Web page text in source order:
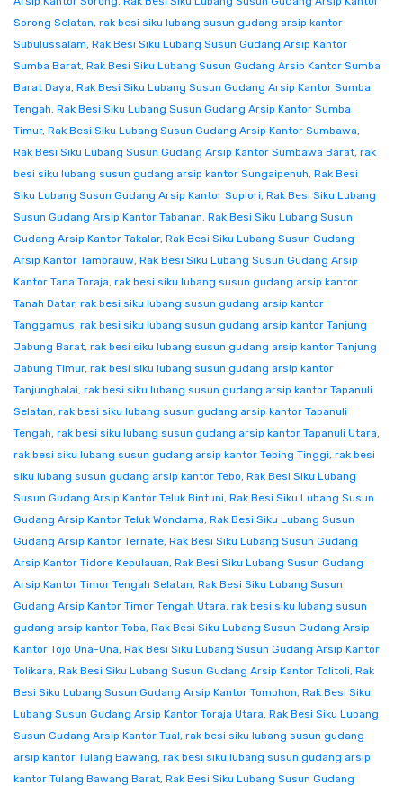
Sorong Selatan, rak besi siku lubang susun gudang arsip kantor
Subulussalam, Rak Besi Siku Lubang Susun Gudang Arsip Kantor
Sumba Barat, Rak Besi Siku Lubang Susun Gudang Arsip Kantor Sumba
Barat Daya, Rak Besi Siku Lubang Susun Gudang Arsip Kantor Sumba
Tengah, Rak Besi Siku Lubang Susun Gudang Arsip Kantor Sumba
Timur, Rak Besi Siku Lubang Susun Gudang Arsip Kantor Sumbawa,
Rak Besi Siku Lubang Susun Gudang Arsip Kantor Sumbawa Barat, rak
besi siku lubang susun gudang arsip kantor Sungaipenuh, Rak Besi
Siku Lubang Susun Gudang Arsip Kantor Supiori, Rak Besi Siku Lubang
Susun Gudang Arsip Kantor Tabanan, Rak Besi Siku Lubang Susun
Gudang Arsip Kantor Takalar, Rak Besi Siku Lubang Susun Gudang
Arsip Kantor Tambrauw, Rak Besi Siku Lubang Susun Gudang Arsip
Kantor Tana Toraja, rak besi siku lubang susun gudang arsip kantor
Tanah Datar, rak besi siku lubang susun gudang arsip kantor
Tanggamus, rak besi siku lubang susun gudang arsip kantor Tanjung
Jabung Barat, rak besi siku lubang susun gudang arsip kantor Tanjung
Jabung Timur, rak besi siku lubang susun gudang arsip kantor
Tanjungbalai, rak besi siku lubang susun gudang arsip kantor Tapanuli
Selatan, rak besi siku lubang susun gudang arsip kantor Tapanuli
Tengah, rak besi siku lubang susun gudang arsip kantor Tapanuli Utara,
rak besi siku lubang susun gudang arsip kantor Tebing Tinggi, rak besi
siku lubang susun gudang arsip kantor Tebo, Rak Besi Siku Lubang
Susun Gudang Arsip Kantor Teluk Bintuni, Rak Besi Siku Lubang Susun
Gudang Arsip Kantor Teluk Wondama, Rak Besi Siku Lubang Susun
Gudang Arsip Kantor Ternate, Rak Besi Siku Lubang Susun Gudang
Arsip Kantor Tidore Kepulauan, Rak Besi Siku Lubang Susun Gudang
Arsip Kantor Timor Tengah Selatan, Rak Besi Siku Lubang Susun
Gudang Arsip Kantor Timor Tengah Utara, rak besi siku lubang susun
gudang arsip kantor Toba, Rak Besi Siku Lubang Susun Gudang Arsip
Kantor Tojo Una-Una, Rak Besi Siku Lubang Susun Gudang Arsip Kantor
Tolikara, Rak Besi Siku Lubang Susun Gudang Arsip Kantor Tolitoli, Rak
Besi Siku Lubang Susun Gudang Arsip Kantor Tomohon, Rak Besi Siku
Lubang Susun Gudang Arsip Kantor Toraja Utara, Rak Besi Siku Lubang
Susun Gudang Arsip Kantor Tual, rak besi siku lubang susun gudang
arsip kantor Tulang Bawang, rak besi siku lubang susun gudang arsip
kantor Tulang Bawang Barat, Rak Besi Siku Lubang Susun Gudang